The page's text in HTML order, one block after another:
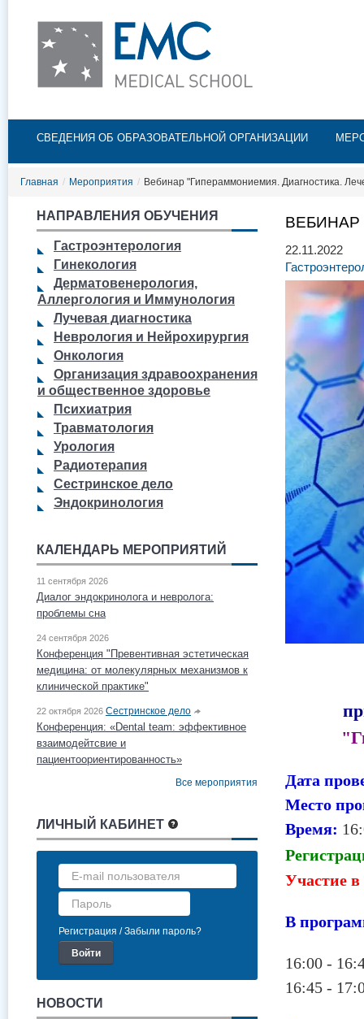
Главное меню
СВЕДЕНИЯ ОБ ОБРАЗОВАТЕЛЬНОЙ ОРГАНИЗАЦИИ
Главная / Мероприятия / Вебинар "Гипераммониемия. Диагностика.
НАПРАВЛЕНИЯ ОБУЧЕНИЯ
Гастроэнтерология
Гинекология
Дерматовенерология,
Аллергология и Иммунология
Лучевая диагностика
Неврология и Нейрохирургия
Онкология
Организация здравоохранения
и общественное здоровье
Психиатрия
Травматология
Урология
Радиотерапия
Сестринское дело
Эндокринология
КАЛЕНДАРЬ МЕРОПРИЯТИЙ
11 сентября 2026
Диалог эндокринолога и невролога:
проблемы сна
24 сентября 2026
Конференция "Превентивная эстетическая
медицина: от молекулярных механизмов к
клинической практике"
22 октября 2026 Сестринское дело
Конференция: «Dental team: эффективное
взаимодейтсвие и
пациентоориентированность»
Все мероприятия
ЛИЧНЫЙ КАБИНЕТ
Регистрация Забыли пароль?
НОВОСТИ
22.11.2022
Дата
Место
Время:
Участие в
В
16:00 -
16:45 -